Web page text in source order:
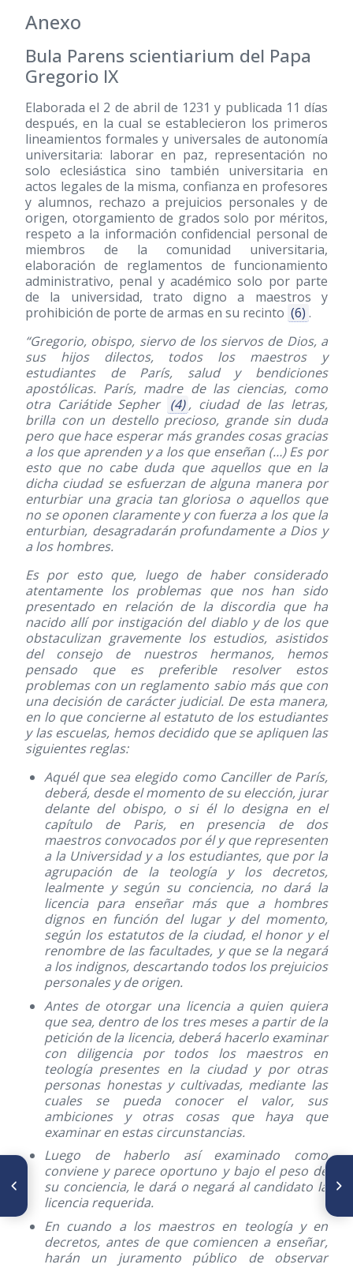
Anexo
Bula Parens scientiarium del Papa
Gregorio IX
Elaborada el 2 de abril de 1231 y publicada 11 días
después, en la cual se establecieron los primeros
lineamientos formales y universales de autonomía
universitaria: laborar en paz, representación no
solo eclesiástica sino también universitaria en
actos legales de la misma, confianza en profesores
y alumnos, rechazo a prejuicios personales y de
origen, otorgamiento de grados solo por méritos,
respeto a la información confidencial personal de
miembros de la comunidad universitaria,
elaboración de reglamentos de funcionamiento
administrativo, penal y académico solo por parte
de la universidad, trato digno a maestros y
prohibición de porte de armas en su recinto (6) .
“Gregorio, obispo, siervo de los siervos de Dios, a
sus hijos dilectos, todos los maestros y
estudiantes de París, salud y bendiciones
apostólicas. París, madre de las ciencias, como
otra Cariátide Sepher (4) , ciudad de las letras,
brilla con un destello precioso, grande sin duda
pero que hace esperar más grandes cosas gracias
a los que aprenden y a los que enseñan (…) Es por
esto que no cabe duda que aquellos que en la
dicha ciudad se esfuerzan de alguna manera por
enturbiar una gracia tan gloriosa o aquellos que
no se oponen claramente y con fuerza a los que la
enturbian, desagradarán profundamente a Dios y
a los hombres.
Es por esto que, luego de haber considerado
atentamente los problemas que nos han sido
presentado en relación de la discordia que ha
nacido allí por instigación del diablo y de los que
obstaculizan gravemente los estudios, asistidos
del consejo de nuestros hermanos, hemos
pensado que es preferible resolver estos
problemas con un reglamento sabio más que con
una decisión de carácter judicial. De esta manera,
en lo que concierne al estatuto de los estudiantes
y las escuelas, hemos decidido que se apliquen las
siguientes reglas:
Aquél que sea elegido como Canciller de París,
deberá, desde el momento de su elección, jurar
delante del obispo, o si él lo designa en el
capítulo de Paris, en presencia de dos
maestros convocados por él y que representen
a la Universidad y a los estudiantes, que por la
agrupación de la teología y los decretos,
lealmente y según su conciencia, no dará la
licencia para enseñar más que a hombres
dignos en función del lugar y del momento,
según los estatutos de la ciudad, el honor y el
renombre de las facultades, y que se la negará
a los indignos, descartando todos los prejuicios
personales y de origen.
Antes de otorgar una licencia a quien quiera
que sea, dentro de los tres meses a partir de la
petición de la licencia, deberá hacerlo examinar
con diligencia por todos los maestros en
teología presentes en la ciudad y por otras
personas honestas y cultivadas, mediante las
cuales se pueda conocer el valor, sus
ambiciones y otras cosas que haya que
examinar en estas circunstancias.
Luego de haberlo así examinado como
conviene y parece oportuno y bajo el peso de
su conciencia, le dará o negará al candidato la
licencia requerida.
En cuando a los maestros en teología y en
decretos, antes de que comiencen a enseñar,
harán un juramento público de observar
ARTÍCULO ANTERIOR
Evolución histórica de las
incisiones faciales y cervicales
en Cirugía Oncológica
SIGUIENTE ARTÍCULO
Evolución histórica de la
cráneo